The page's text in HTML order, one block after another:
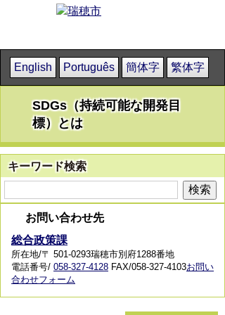
English Português 簡体字 繁体字
SDGs（持続可能な開発目
標）とは
キーワード検索
お問い合わせ先
総合政策課
所在地/〒 501-0293瑞穂市別府1288番地
電話番号/ 058-327-4128 FAX/058-327-4103お問い
合わせフォーム